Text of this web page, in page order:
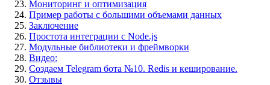
Мониторинг и оптимизация
Пример работы с большими объемами данных
Заключение
Простота интеграции с Node.js
Модульные библиотеки и фреймворки
Видео:
Создаем Telegram бота №10. Redis и кеширование.
Отзывы